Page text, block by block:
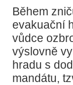
Během
evakuační
vůdce
výslovně
hradu s
mandátu,